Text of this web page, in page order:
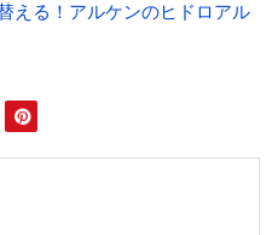
える！アルケンのヒドロアル